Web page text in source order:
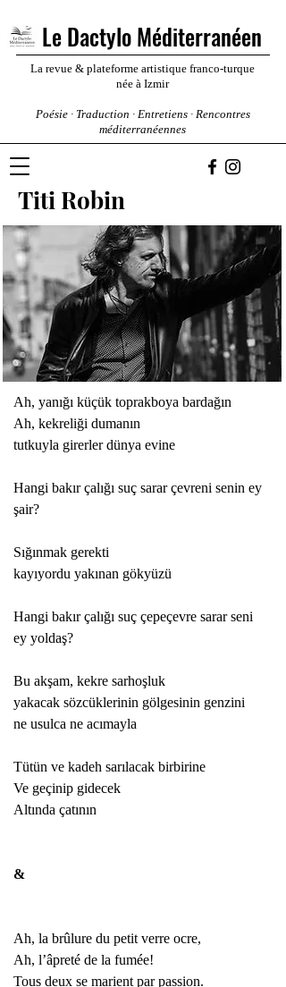
Le Dactylo Méditerranéen
La revue & plateforme artistique franco-turque
née à Izmir
Poésie · Traduction · Entretiens · Rencontres
méditerranéennes
Titi Robin
Ah, yanığı küçük toprakboya bardağın
Ah, kekreliği dumanın
tutkuyla girerler dünya evine
Hangi bakır çalığı suç sarar çevreni senin ey
şair?
Sığınmak gerekti
kayıyordu yakınan gökyüzü
Hangi bakır çalığı suç çepeçevre sarar seni
ey yoldaş?
Bu akşam, kekre sarhoşluk
yakacak sözcüklerinin gölgesinin genzini
ne usulca ne acımayla
Tütün ve kadeh sarılacak birbirine
Ve geçinip gidecek
Altında çatının
&
Ah, la brûlure du petit verre ocre,
Ah, l’âpreté de la fumée!
Tous deux se marient par passion.